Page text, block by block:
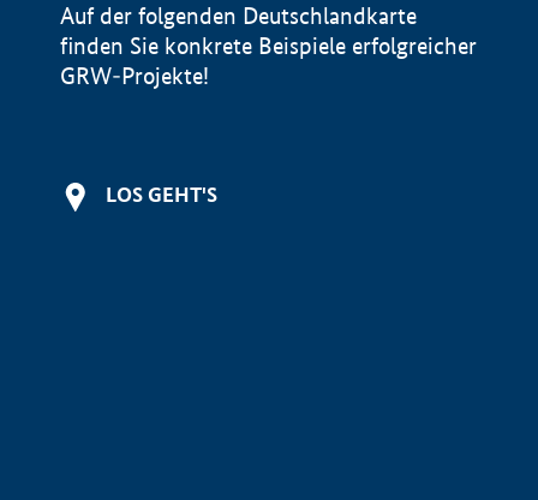
Auf der folgenden Deutschlandkarte
finden Sie konkrete Beispiele erfolgreicher
GRW-Projekte!
LOS GEHT'S